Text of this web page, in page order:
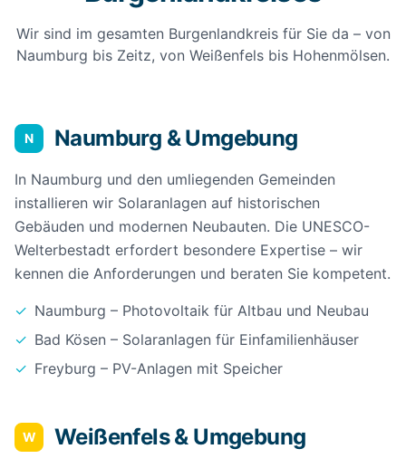
Wir sind im gesamten Burgenlandkreis für Sie da – von
Naumburg bis Zeitz, von Weißenfels bis Hohenmölsen.
N Naumburg & Umgebung
In Naumburg und den umliegenden Gemeinden
installieren wir Solaranlagen auf historischen
Gebäuden und modernen Neubauten. Die UNESCO-
Welterbestadt erfordert besondere Expertise – wir
kennen die Anforderungen und beraten Sie kompetent.
✓ Naumburg – Photovoltaik für Altbau und Neubau
✓ Bad Kösen – Solaranlagen für Einfamilienhäuser
✓ Freyburg – PV-Anlagen mit Speicher
W Weißenfels & Umgebung